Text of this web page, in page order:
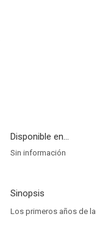
Disponible en...
Sin información
Sinopsis
Los primeros años de